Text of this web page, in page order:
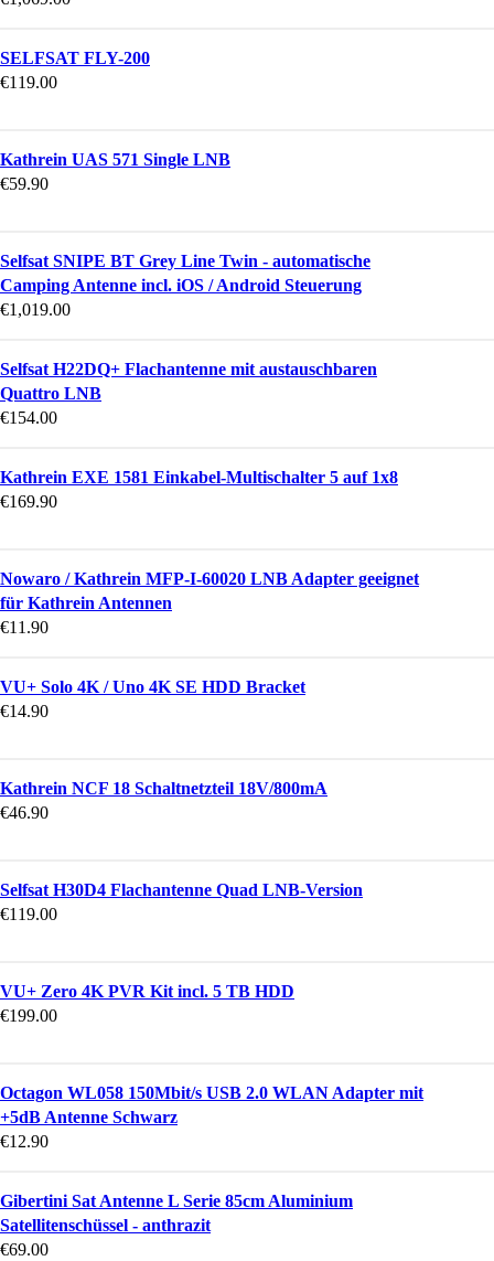
SELFSAT FLY-200
€119.00
Kathrein UAS 571 Single LNB
€59.90
Selfsat SNIPE BT Grey Line Twin - automatische
Camping Antenne incl. iOS / Android Steuerung
€1,019.00
Selfsat H22DQ+ Flachantenne mit austauschbaren
Quattro LNB
€154.00
Kathrein EXE 1581 Einkabel-Multischalter 5 auf 1x8
€169.90
Nowaro / Kathrein MFP-I-60020 LNB Adapter geeignet
für Kathrein Antennen
€11.90
VU+ Solo 4K / Uno 4K SE HDD Bracket
€14.90
Kathrein NCF 18 Schaltnetzteil 18V/800mA
€46.90
Selfsat H30D4 Flachantenne Quad LNB-Version
€119.00
VU+ Zero 4K PVR Kit incl. 5 TB HDD
€199.00
Octagon WL058 150Mbit/s USB 2.0 WLAN Adapter mit
+5dB Antenne Schwarz
€12.90
Gibertini Sat Antenne L Serie 85cm Aluminium
Satellitenschüssel - anthrazit
€69.00